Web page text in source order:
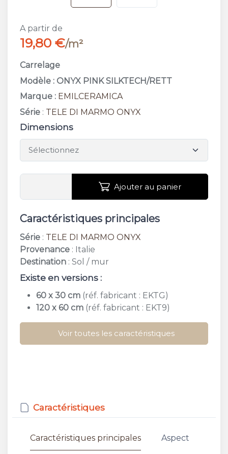
A partir de
19,80 €/m²
Carrelage
Modèle : ONYX PINK SILKTECH/RETT
Marque : EMILCERAMICA
Série : TELE DI MARMO ONYX
Dimensions
Ajouter au panier
Caractéristiques principales
Série : TELE DI MARMO ONYX
Provenance : Italie
Destination : Sol / mur
Existe en versions :
60 x 30 cm (réf. fabricant : EKTG)
120 x 60 cm (réf. fabricant : EKT9)
Voir toutes les caractéristiques
Caractéristiques
Caractéristiques principales Aspect